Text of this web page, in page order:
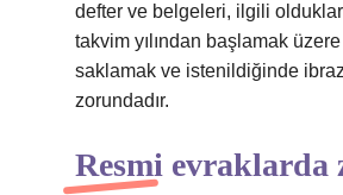
defter ve belgeleri, ilgili
takvim yılından başlamak
saklamak ve istenildiğinde
zorundadır.
Resmi evraklarda